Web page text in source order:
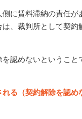
に賃料滞納の責任が
、裁判所として契約
認めないということ
る（契約解除を認め